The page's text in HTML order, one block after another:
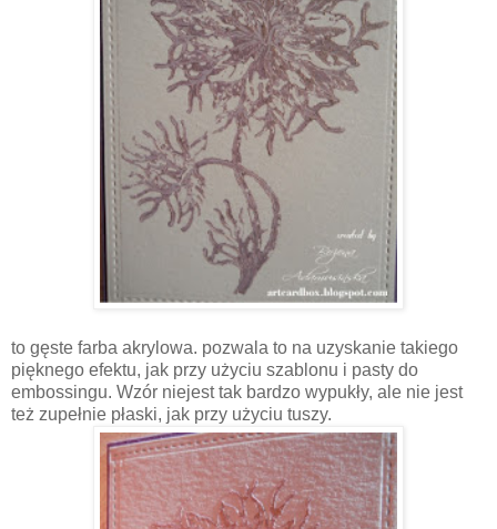
to gęste farba akrylowa. pozwala to na uzyskanie takiego
pięknego efektu, jak przy użyciu szablonu i pasty do
embossingu. Wzór niejest tak bardzo wypukły, ale nie jest
też zupełnie płaski, jak przy użyciu tuszy.